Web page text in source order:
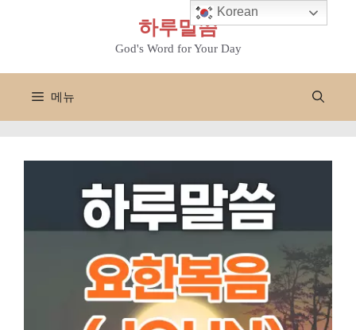
하루말씀
God's Word for Your Day
메뉴
Korean